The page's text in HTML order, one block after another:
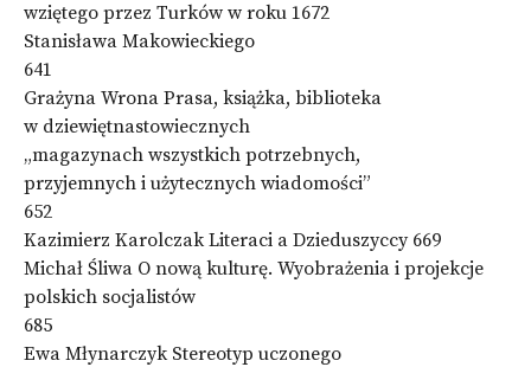
wziętego przez Turków w roku 1672
Stanisława Makowieckiego
641
Grażyna Wrona Prasa, książka, biblioteka
w dziewiętnastowiecznych
„magazynach wszystkich potrzebnych,
przyjemnych i użytecznych wiadomości”
652
Kazimierz Karolczak Literaci a Dzieduszyccy 669
Michał Śliwa O nową kulturę. Wyobrażenia i projekcje
polskich socjalistów
685
Ewa Młynarczyk Stereotyp uczonego